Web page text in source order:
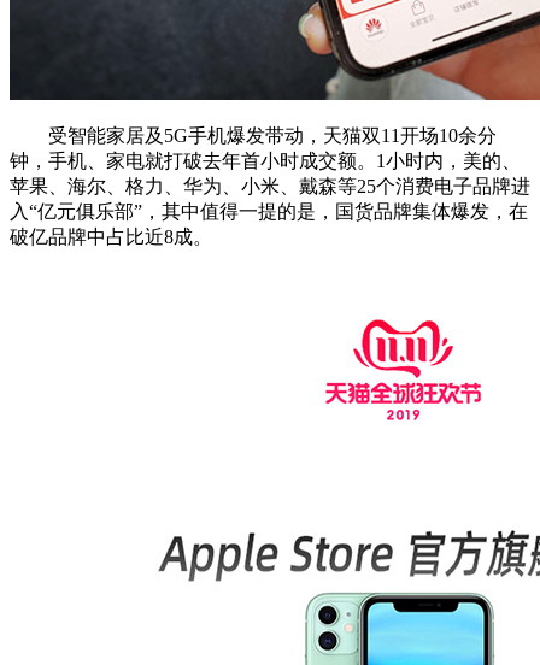
受智能家居及5G手机爆发带动，天猫双11开场10余分
钟，手机、家电就打破去年首小时成交额。1小时内，美的、
苹果、海尔、格力、华为、小米、戴森等25个消费电子品牌进
入“亿元俱乐部”，其中值得一提的是，国货品牌集体爆发，在
破亿品牌中占比近8成。